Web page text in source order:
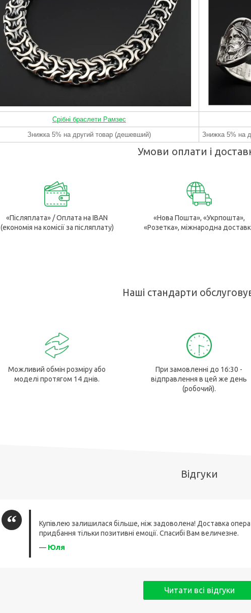
Срібні браслети Рамзес
Знижка 5% на другий товар (дешевший)
Знижка 5% на
Умови оплати і
«Післяплата» / Оплата на IBAN
(економія на комісії за післяплату)
«Нова Пошта», «Укрпошта»,
«Розетка», міжнародна
Наші стандарти
Можливий обмін розміру або
моделі протягом 14 днів.
При замовленні до 16:30 -
відправлення в цей же день
(робочий).
Відгуки
Купівлею залишилася більше, ніж задоволена! Доставка
придбання тільки позитивні емоції. Спасибі Вам величезне.
— Юля
Читати всі відгуки